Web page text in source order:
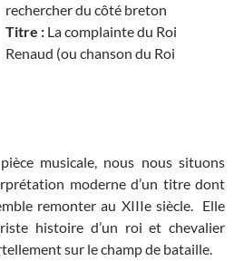
rechercher du côté breton
Titre : La complainte du Roi
Renaud (ou chanson du Roi
musicale, nous nous situons
moderne d’un titre dont
remonter au XIIIe siècle. Elle
histoire d’un roi et chevalier
sur le champ de bataille.